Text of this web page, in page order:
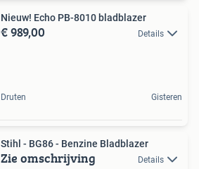
Nieuw! Echo PB-8010 bladblazer
€ 989,00 Details
Druten Gisteren
Stihl - BG86 - Benzine Bladblazer
Zie omschrijving Details